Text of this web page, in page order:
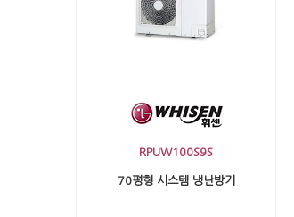
RPUW100S9S
70평형 시스템 냉난방기